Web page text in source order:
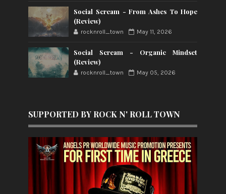
Social Scream - From Ashes To Hope
(Review)
rocknroll_town May 11, 2026
Social Scream - Organic Mindset
(Review)
rocknroll_town May 05, 2026
SUPPORTED BY ROCK N' ROLL TOWN